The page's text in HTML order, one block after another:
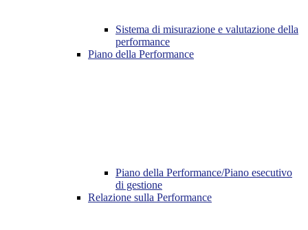
Sistema di misurazione e valutazione della
performance
Piano della Performance
Piano della Performance/Piano esecutivo
di gestione
Relazione sulla Performance